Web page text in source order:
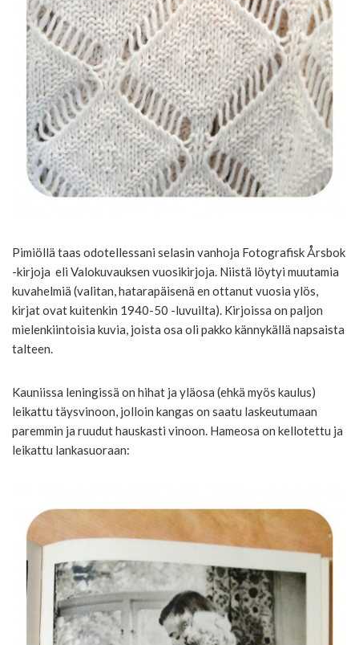
Pimiöllä taas odotellessani selasin vanhoja Fotografisk Årsbok
-kirjoja eli Valokuvauksen vuosikirjoja. Niistä löytyi muutamia
kuvahelmiä (valitan, hatarapäisenä en ottanut vuosia ylös,
kirjat ovat kuitenkin 1940-50 -luvuilta). Kirjoissa on paljon
mielenkiintoisia kuvia, joista osa oli pakko kännykällä napsaista
talteen.
Kauniissa leningissä on hihat ja yläosa (ehkä myös kaulus)
leikattu täysvinoon, jolloin kangas on saatu laskeutumaan
paremmin ja ruudut hauskasti vinoon. Hameosa on kellotettu ja
leikattu lankasuoraan: